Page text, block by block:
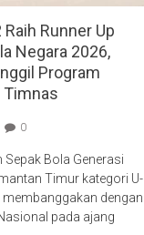
Raih Runner Up
Negara 2026,
Program
Timnas
0
Bola Generasi
Timur kategori U-
dengan
pada ajang